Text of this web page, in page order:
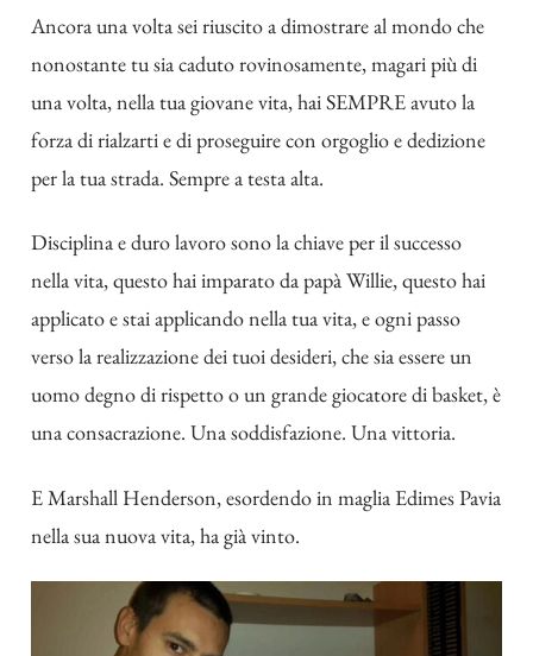
Ancora una volta sei riuscito a dimostrare al mondo che
nonostante tu sia caduto rovinosamente, magari più di
una volta, nella tua giovane vita, hai SEMPRE avuto la
forza di rialzarti e di proseguire con orgoglio e dedizione
per la tua strada. Sempre a testa alta.
Disciplina e duro lavoro sono la chiave per il successo
nella vita, questo hai imparato da papà Willie, questo hai
applicato e stai applicando nella tua vita, e ogni passo
verso la realizzazione dei tuoi desideri, che sia essere un
uomo degno di rispetto o un grande giocatore di basket, è
una consacrazione. Una soddisfazione. Una vittoria.
E Marshall Henderson, esordendo in maglia Edimes Pavia
nella sua nuova vita, ha già vinto.